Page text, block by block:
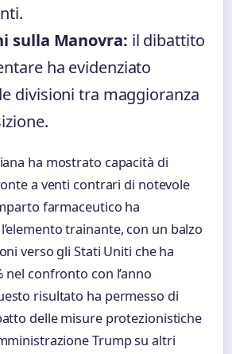
sulla Manovra: il dibattito
ha evidenziato
divisioni tra maggioranza
ha mostrato capacità di
a venti contrari di notevole
farmaceutico ha
trainante, con un balzo
verso gli Stati Uniti che ha
nel confronto con l’anno
risultato ha permesso di
delle misure protezionistiche
Trump su altri